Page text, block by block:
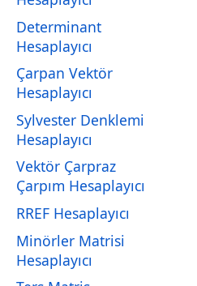
Determinant
Hesaplayıcı
Çarpan Vektör
Hesaplayıcı
Sylvester Denklemi
Hesaplayıcı
Vektör Çarpraz
Çarpım Hesaplayıcı
RREF Hesaplayıcı
Minörler Matrisi
Hesaplayıcı